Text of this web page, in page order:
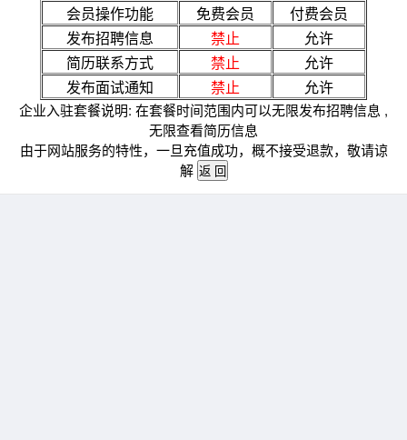
会员操作功能 免费会员
付费会员
发布招聘信息
禁止
允许
简历联系方式
禁止
允许
发布面试通知
禁止 允许
企业入驻套餐说明: 在套餐时间范围内可以无限发布招聘信息 ,
无限查看简历信息
由于网站服务的特性，一旦充值成功，概不接受退款，敬请谅
解